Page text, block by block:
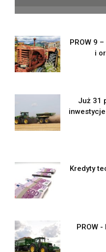
PROW 9
i
Już 31
Kredyty
PROW